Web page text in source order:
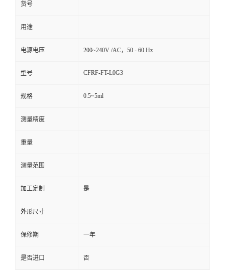
货号
用途
电源电压 200~240V /AC，50 - 60 Hz
型号 CFRF-FT-L0G3
规格 0.5~5ml
测量精度
重量
测量范围
加工定制 是
外形尺寸
保修期 一年
是否进口 否